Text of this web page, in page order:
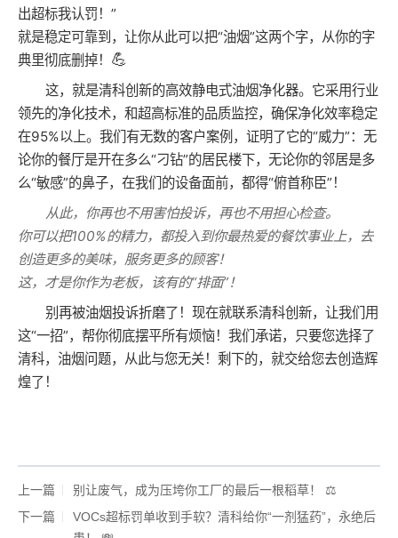
出超标我认罚！”
就是稳定可靠到，让你从此可以把“油烟”这两个字，从你的字
典里彻底删掉！ 💪
这，就是清科创新的高效静电式油烟净化器。它采用行业
领先的净化技术，和超高标准的品质监控，确保净化效率稳定
在95%以上。我们有无数的客户案例，证明了它的“威力”：无
论你的餐厅是开在多么“刁钻”的居民楼下，无论你的邻居是多
么“敏感”的鼻子，在我们的设备面前，都得“俯首称臣”！
从此，你再也不用害怕投诉，再也不用担心检查。
你可以把100%的精力，都投入到你最热爱的餐饮事业上，去
创造更多的美味，服务更多的顾客！
这，才是你作为老板，该有的“排面”！
别再被油烟投诉折磨了！现在就联系清科创新，让我们用
这“一招”，帮你彻底摆平所有烦恼！我们承诺，只要您选择了
清科，油烟问题，从此与您无关！剩下的，就交给您去创造辉
煌了！
上一篇
别让废气，成为压垮你工厂的最后一根稻草！ ⚖️
下一篇
VOCs超标罚单收到手软？清科给你“一剂猛药”，永绝后